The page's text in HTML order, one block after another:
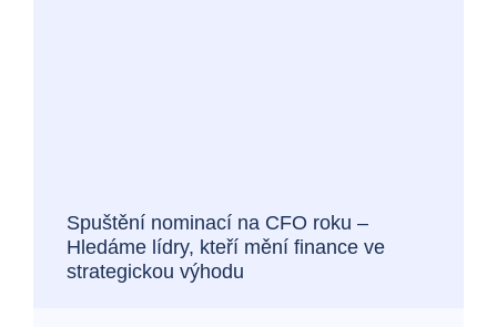
Spuštění nominací na CFO roku –
Hledáme lídry, kteří mění finance ve
strategickou výhodu